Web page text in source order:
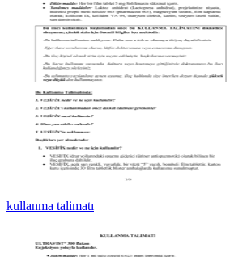
kullanma talimatı